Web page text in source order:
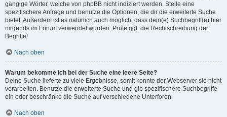
gängige Wörter, welche von phpBB nicht indiziert werden. Stelle eine
spezifischere Anfrage und benutze die Optionen, die dir die erweiterte Suche
bietet. Außerdem ist es natürlich auch möglich, dass dein(e) Suchbegriff(e) hier
nirgends im Forum verwendet wurden. Prüfe ggf. die Rechtschreibung der
Begriffe!
Nach oben
Warum bekomme ich bei der Suche eine leere Seite?
Deine Suche lieferte zu viele Ergebnisse, somit konnte der Webserver sie nicht
verarbeiten. Benutze die erweiterte Suche und gib spezifischere Suchbegriffe
ein oder beschränke die Suche auf verschiedene Unterforen.
Nach oben